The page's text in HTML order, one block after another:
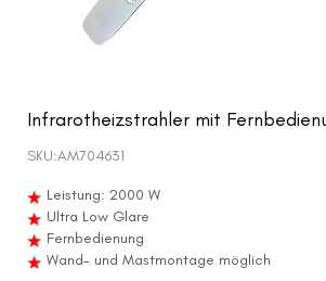
Infrarotheizstrahler mit
SKU:AM704631
Leistung: 2000 W
Ultra Low Glare
Fernbedienung
Wand- und Mastmontage möglich